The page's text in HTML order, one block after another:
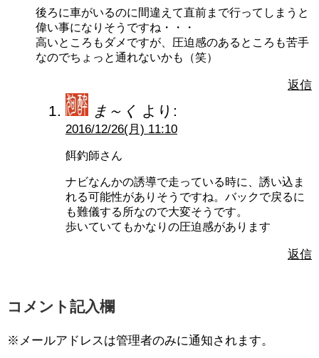
後ろに車がいるのに間違えて直前まで行ってしまうと
偉い事になりそうですね・・・
高いところもダメですが、圧迫感のあるところも苦手
なのでちょっと通れないかも（笑）
返信
ま～く より:
2016/12/26(月) 11:10
餌釣師さん
ナビなんかの誘導で走っている時に、誘い込ま
れる可能性がありそうですね。バックで戻るに
も難儀する所なので大変そうです。
歩いていてもかなりの圧迫感があります
返信
コメント記入欄
※メールアドレスは管理者のみに通知されます。